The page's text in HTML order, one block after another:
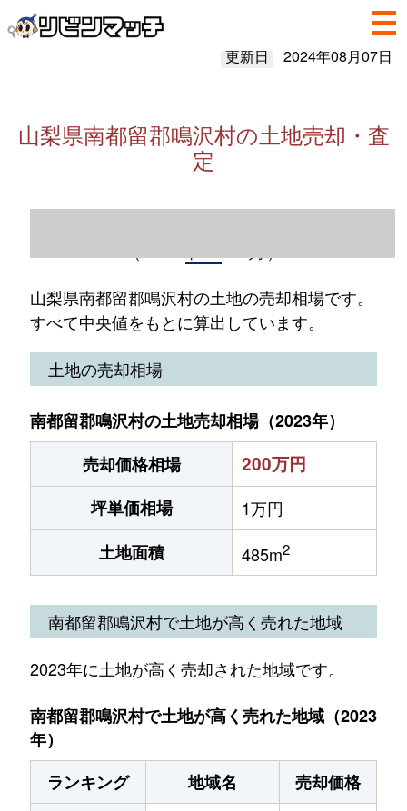
更新日 2024年08月07日
山梨県南都留郡鳴沢村の土地売却・査
定
山梨県南都留郡鳴沢村の土地の売却相場です。
すべて中央値をもとに算出しています。
土地の売却相場
南都留郡鳴沢村の土地売却相場（2023年）
売却価格相場
200万円
坪単価相場
1万円
土地面積
485m2
南都留郡鳴沢村で土地が高く売れた地域
2023年に土地が高く売却された地域です。
南都留郡鳴沢村で土地が高く売れた地域（2023
年）
ランキング
地域名
売却価格